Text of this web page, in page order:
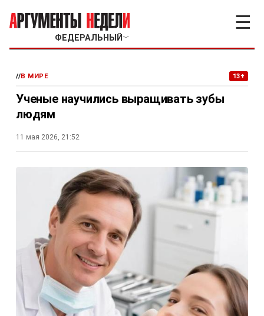
ФЕДЕРАЛЬНЫЙ ﹀
☰
//В МИРЕ 13+
Ученые научились выращивать зубы
людям
11 мая 2026, 21:52